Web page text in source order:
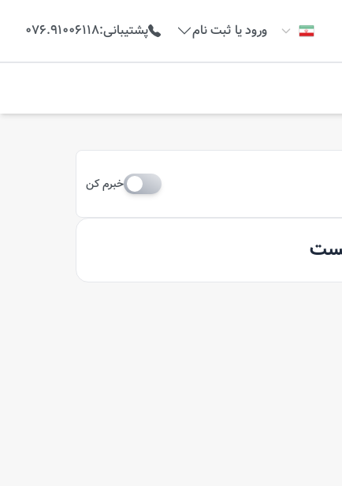
ورود یا ثبت نام پشتیبانی:
076.91006118
خبرم کن